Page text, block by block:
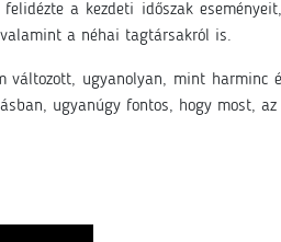
a kezdeti időszak
valamint a néhai tagtársakról is.
ugyanolyan, mint harminc
ugyanúgy fontos, hogy most,